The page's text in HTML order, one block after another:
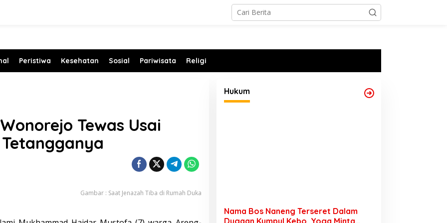
Peristiwa Kesehatan Sosial Pariwisata Religi
Tewas Usai
Gambar : Saat Jenazah Tiba di Rumah Duka
Hukum
Nama Bos Naneng Terseret Dalam